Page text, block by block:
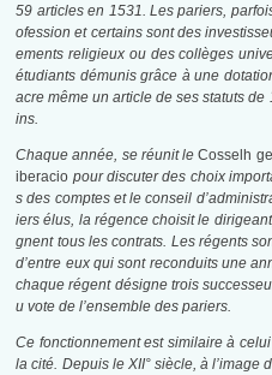
59 articles en 1531. Les pariers,
ofession et certains sont des
ements religieux ou des collèges
étudiants démunis grâce à une
acre même un article de ses statuts
ins.
Chaque année, se réunit leCosselh
iberacio pour discuter des choix
s des comptes et le conseil
iers élus, la régence choisit le
gnent tous les contrats. Les régents
d’entre eux qui sont reconduits une
chaque régent désigne trois
u vote de l’ensemble des pariers.
Ce fonctionnement est similaire à
la cité. Depuis le XII° siècle, à l’image